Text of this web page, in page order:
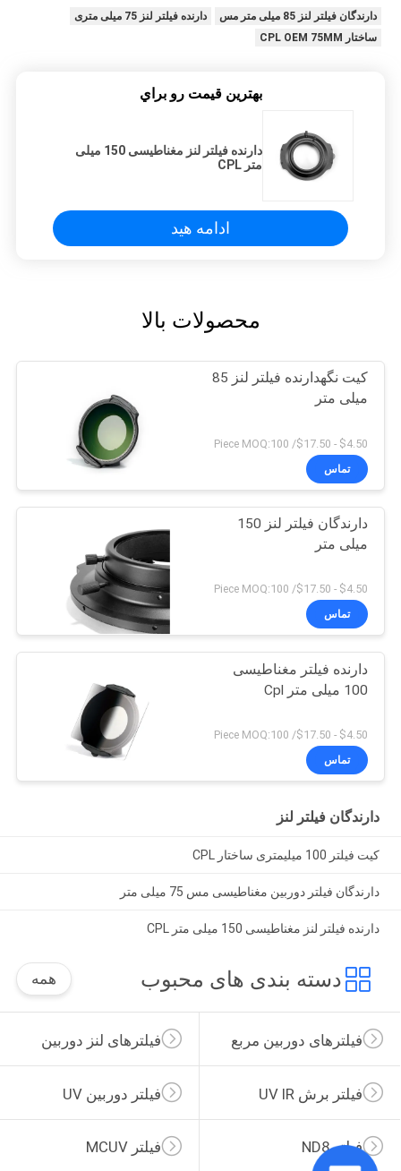
دارندگان فیلتر لنز 85 میلی متر مس
دارنده فیلتر لنز 75 میلی متری
ساختار CPL OEM 75MM
بهترين قيمت رو براي
دارنده فیلتر لنز مغناطیسی 150 میلی
متر CPL
ادامه هید
محصولات بالا
کیت نگهدارنده فیلتر لنز 85
میلی متر
$4.50 - $17.50/ Piece MOQ:100
تماس
دارندگان فیلتر لنز 150
میلی متر
$4.50 - $17.50/ Piece MOQ:100
تماس
دارنده فیلتر مغناطیسی
100 میلی متر Cpl
$4.50 - $17.50/ Piece MOQ:100
تماس
دارندگان فیلتر لنز
کیت فیلتر 100 میلیمتری ساختار CPL
دارندگان فیلتر دوربین مغناطیسی مس 75 میلی متر
دارنده فیلتر لنز مغناطیسی 150 میلی متر CPL
دسته بندی های محبوب همه
فیلترهای لنز دوربین فیلترهای دوربین مربع
فیلتر دوربین UV فیلتر برش UV IR
فیلتر MCUV فیلتر ND8